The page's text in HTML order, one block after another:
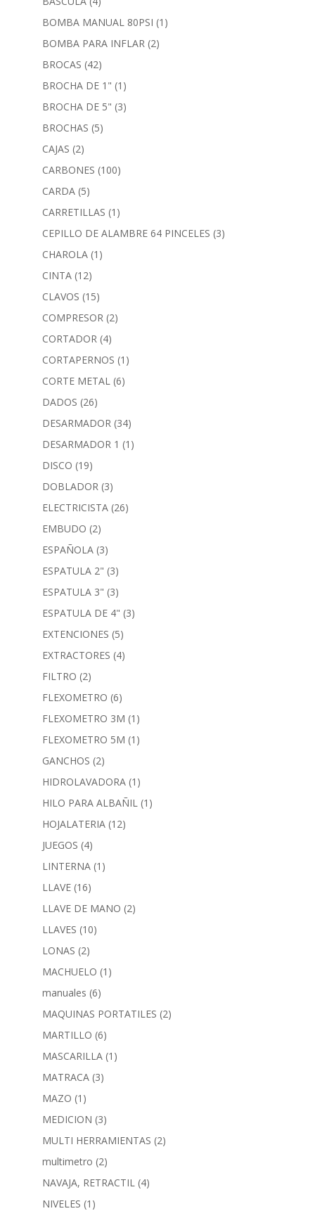
BOMBA MANUAL 80PSI (1)
BOMBA PARA INFLAR (2)
BROCAS (42)
BROCHA DE 1" (1)
BROCHA DE 5" (3)
BROCHAS (5)
CAJAS (2)
CARBONES (100)
CARDA (5)
CARRETILLAS (1)
CEPILLO DE ALAMBRE 64 PINCELES (3)
CHAROLA (1)
CINTA (12)
CLAVOS (15)
COMPRESOR (2)
CORTADOR (4)
CORTAPERNOS (1)
CORTE METAL (6)
DADOS (26)
DESARMADOR (34)
DESARMADOR 1 (1)
DISCO (19)
DOBLADOR (3)
ELECTRICISTA (26)
EMBUDO (2)
ESPAÑOLA (3)
ESPATULA 2" (3)
ESPATULA 3" (3)
ESPATULA DE 4" (3)
EXTENCIONES (5)
EXTRACTORES (4)
FILTRO (2)
FLEXOMETRO (6)
FLEXOMETRO 3M (1)
FLEXOMETRO 5M (1)
GANCHOS (2)
HIDROLAVADORA (1)
HILO PARA ALBAÑIL (1)
HOJALATERIA (12)
JUEGOS (4)
LINTERNA (1)
LLAVE (16)
LLAVE DE MANO (2)
LLAVES (10)
LONAS (2)
MACHUELO (1)
manuales (6)
MAQUINAS PORTATILES (2)
MARTILLO (6)
MASCARILLA (1)
MATRACA (3)
MAZO (1)
MEDICION (3)
MULTI HERRAMIENTAS (2)
multimetro (2)
NAVAJA, RETRACTIL (4)
NIVELES (1)